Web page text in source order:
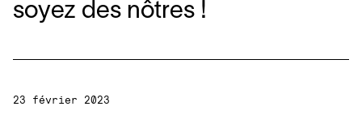
soyez des nôtres !
23 février 2023